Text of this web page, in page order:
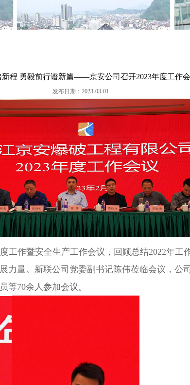
新程 勇毅前行谱新篇——京安公司召开2023年度工作
发布日期：2023-03-01
工作暨安全生产工作会议，回顾总结2022年工
力量。新联公司党委副书记陈伟莅临会议，公
等70余人参加会议。